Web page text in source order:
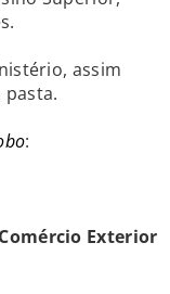
assim
pasta.
:
Exterior